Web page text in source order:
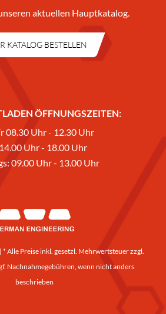
aktuellen Hauptkatalog.
KATALOG BESTELLEN
ÖFFNUNGSZEITEN:
08.30 Uhr - 12.30 Uhr
Uhr - 18.00 Uhr
09.00 Uhr - 13.00 Uhr
Alle Preise inkl. gesetzl. Mehrwertsteuer zzgl.
Nachnahmegebühren, wenn nicht anders
beschrieben